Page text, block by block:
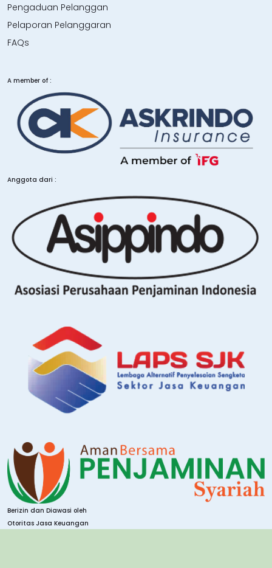
Pengaduan Pelanggan
Pelaporan Pelanggaran
FAQs
A member of :
Anggota dari :
Berizin dan Diawasi oleh
Otoritas Jasa Keuangan